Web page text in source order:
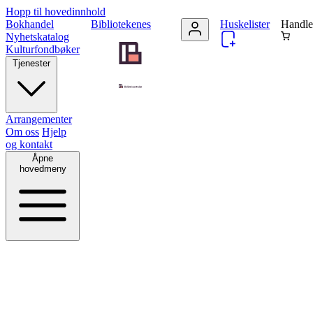
Hopp til hovedinnhold
Bibliotekenes
Bokhandel
Nyhetskatalog
Kulturfondbøker
Tjenester
Arrangementer
Om oss Hjelp
og kontakt
Åpne
hovedmeny
Huskelister